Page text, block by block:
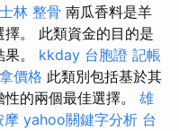
士林 整骨 南瓜香料是羊
。 此類資金的目的是
。 kkday 台胞證 記帳
價格 此類別包括基於其
的兩個最佳選擇。 雄
摩 yahoo關鍵字分析 台